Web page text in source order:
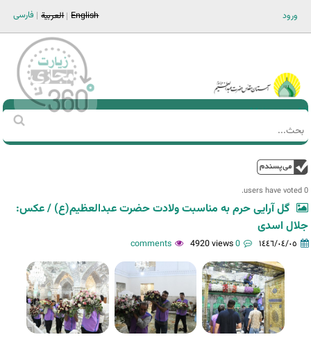
ورود فارسی العربية English
Main men-AR
استمارة
‏
0 users have voted.
گل آرایی حرم به مناسبت ولادت حضرت عبدالعظیم(ع) / عکس:
جلال اسدی
١٤٤٦/٠٤/٠٥ 0 comments
4920 views